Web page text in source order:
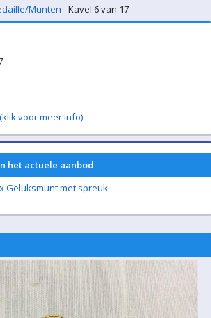
Munten - Kavel 6 van 17
voor meer info)
het actuele aanbod
Geluksmunt met spreuk